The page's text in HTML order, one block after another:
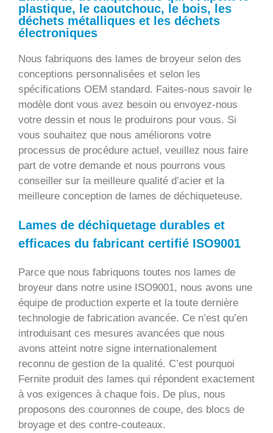
plastique, le caoutchouc, le bois, les
déchets métalliques et les déchets
électroniques
Nous fabriquons des lames de broyeur selon des
conceptions personnalisées et selon les
spécifications OEM standard. Faites-nous savoir le
modèle dont vous avez besoin ou envoyez-nous
votre dessin et nous le produirons pour vous. Si
vous souhaitez que nous améliorons votre
processus de procédure actuel, veuillez nous faire
part de votre demande et nous pourrons vous
conseiller sur la meilleure qualité d’acier et la
meilleure conception de lames de déchiqueteuse.
Lames de déchiquetage durables et
efficaces du fabricant certifié ISO9001
Parce que nous fabriquons toutes nos lames de
broyeur dans notre usine ISO9001, nous avons une
équipe de production experte et la toute dernière
technologie de fabrication avancée. Ce n’est qu’en
introduisant ces mesures avancées que nous
avons atteint notre signe internationalement
reconnu de gestion de la qualité. C’est pourquoi
Fernite produit des lames qui répondent exactement
à vos exigences à chaque fois. De plus, nous
proposons des couronnes de coupe, des blocs de
broyage et des contre-couteaux.